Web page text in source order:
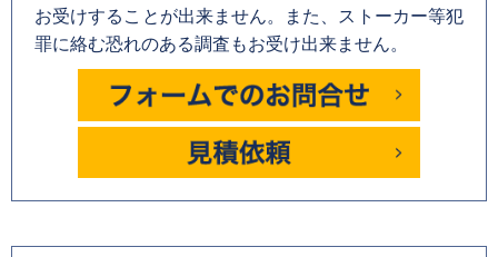
お受けすることが出来ません。また、ストーカー等犯
罪に絡む恐れのある調査もお受け出来ません。